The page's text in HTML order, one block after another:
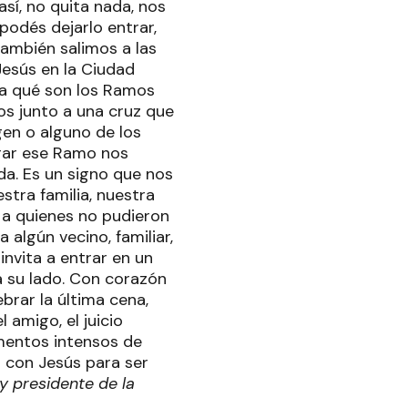
no quita nada, nos
dejarlo entrar,
salimos a las
en la Ciudad
qué son los Ramos
junto a una cruz que
o alguno de los
ese Ramo nos
Es un signo que nos
familia, nuestra
quienes no pudieron
algún vecino, familiar,
a entrar en un
lado. Con corazón
la última cena,
amigo, el juicio
intensos de
Jesús para ser
presidente de la